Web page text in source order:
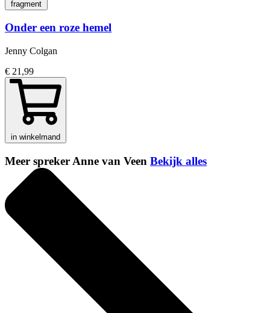
fragment
Onder een roze hemel
Jenny Colgan
€ 21,99
in winkelmand
Meer spreker Anne van Veen Bekijk alles